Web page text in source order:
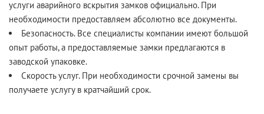
услуги аварийного вскрытия замков официально. При
необходимости предоставляем абсолютно все документы.
Безопасность. Все специалисты компании имеют большой
опыт работы, а предоставляемые замки предлагаются в
заводской упаковке.
Скорость услуг. При необходимости срочной замены вы
получаете услугу в кратчайший срок.